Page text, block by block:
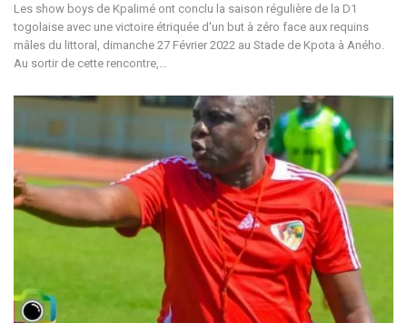
Les show boys de Kpalimé ont conclu la saison régulière de la D1
togolaise avec une victoire étriquée d'un but à zéro face aux requins
mâles du littoral, dimanche 27 Février 2022 au Stade de Kpota à Aného.
Au sortir de cette rencontre,…